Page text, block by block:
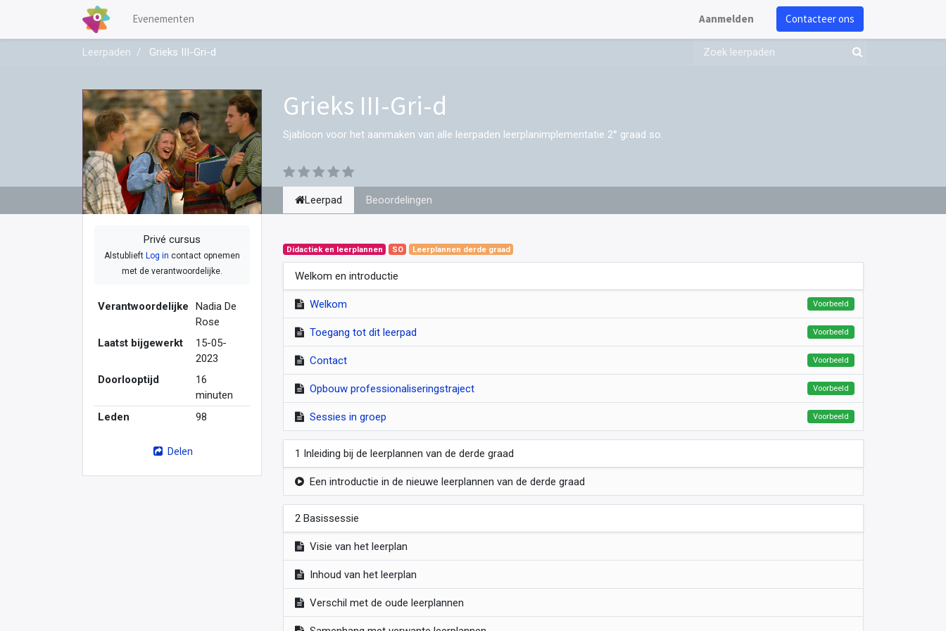
Evenementen Aanmelden Contacteer ons
Leerpaden Grieks III-Gri-d
Grieks III-Gri-d
Sjabloon voor het aanmaken van alle leerpaden leerplanimplementatie 2° graad so.
Privé cursus
Alstublieft Log in contact opnemen
met de verantwoordelijke.
Verantwoordelijke
Nadia De
Rose
Laatst bijgewerkt
15-05-
2023
Doorlooptijd
16
minuten
Leden
98
Delen
Leerpad Beoordelingen
Didactiek en leerplannen SO Leerplannen derde graad
Welkom en introductie
Welkom Voorbeeld
Toegang tot dit leerpad Voorbeeld
Contact Voorbeeld
Opbouw professionaliseringstraject Voorbeeld
Sessies in groep Voorbeeld
1 Inleiding bij de leerplannen van de derde graad
Een introductie in de nieuwe leerplannen van de derde graad
2 Basissessie
Visie van het leerplan
Inhoud van het leerplan
Verschil met de oude leerplannen